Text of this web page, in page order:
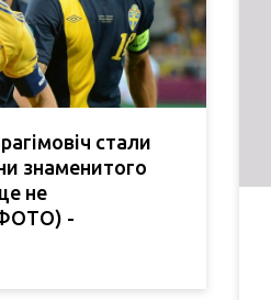
стали
знаменитого
не
-